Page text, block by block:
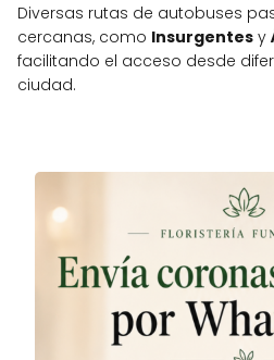
Diversas rutas de autobuses
cercanas, como Insurgentes y
facilitando el acceso desde
ciudad.